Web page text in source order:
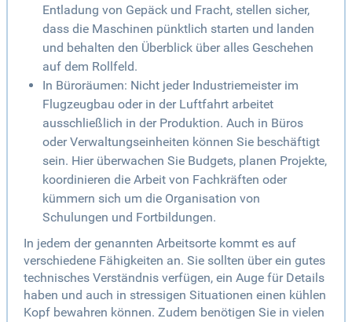
Entladung von Gepäck und Fracht, stellen sicher,
dass die Maschinen pünktlich starten und landen
und behalten den Überblick über alles Geschehen
auf dem Rollfeld.
In Büroräumen: Nicht jeder Industriemeister im
Flugzeugbau oder in der Luftfahrt arbeitet
ausschließlich in der Produktion. Auch in Büros
oder Verwaltungseinheiten können Sie beschäftigt
sein. Hier überwachen Sie Budgets, planen Projekte,
koordinieren die Arbeit von Fachkräften oder
kümmern sich um die Organisation von
Schulungen und Fortbildungen.
In jedem der genannten Arbeitsorte kommt es auf
verschiedene Fähigkeiten an. Sie sollten über ein gutes
technisches Verständnis verfügen, ein Auge für Details
haben und auch in stressigen Situationen einen kühlen
Kopf bewahren können. Zudem benötigen Sie in vielen